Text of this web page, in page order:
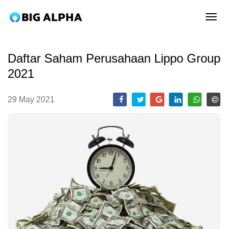
Daftar Saham Perusahaan Lippo Group
2021
29 May 2021